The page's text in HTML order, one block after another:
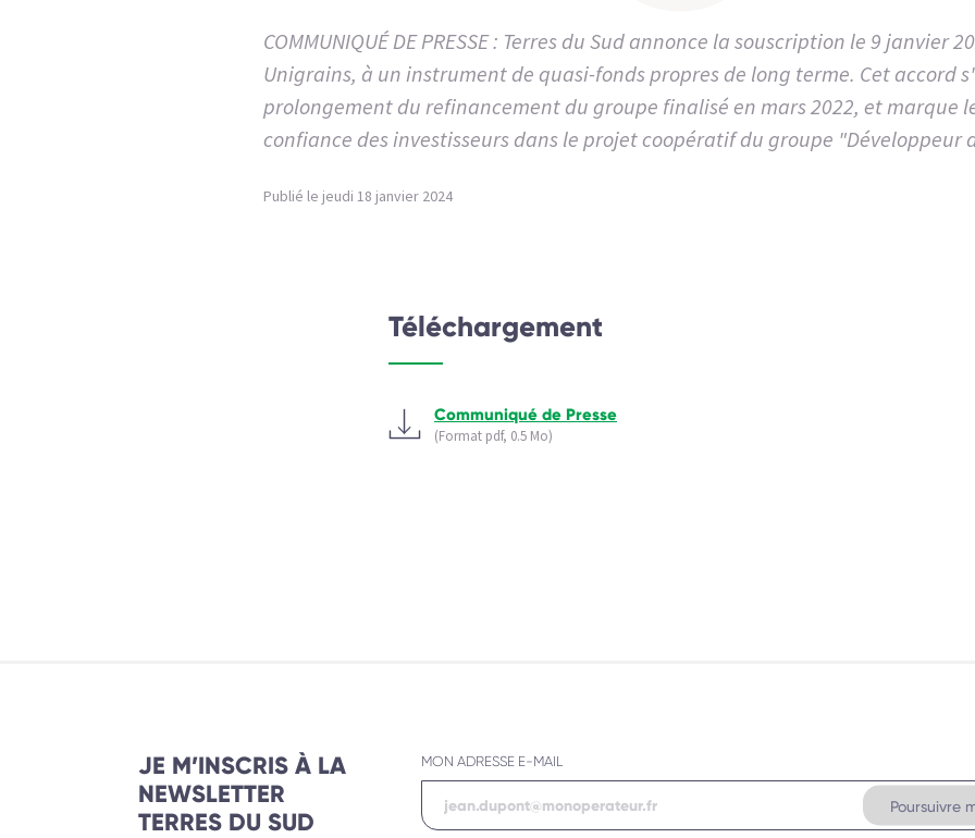
COMMUNIQUÉ DE PRESSE : Terres du Sud annonce la souscription le 9 janvier
Unigrains, à un instrument de quasi-fonds propres de long terme. Cet accord
prolongement du refinancement du groupe finalisé en mars 2022, et marque
confiance des investisseurs dans le projet coopératif du groupe "Développeur
Publié le jeudi 18 janvier 2024
Téléchargement
Communiqué de Presse
(Format pdf, 0.5 Mo)
JE M’INSCRIS À LA
NEWSLETTER
TERRES DU SUD
MON ADRESSE E-MAIL